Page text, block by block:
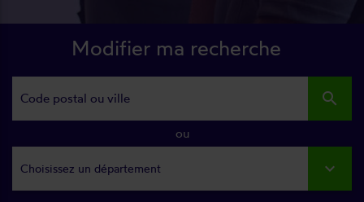
Modifier ma recherche
search
ou
Choisissez un département